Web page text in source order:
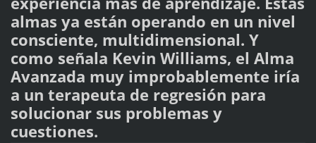
almas ya están operando en un nivel
consciente, multidimensional. Y
como señala Kevin Williams, el Alma
Avanzada muy improbablemente iría
a un terapeuta de regresión para
solucionar sus problemas y
cuestiones.